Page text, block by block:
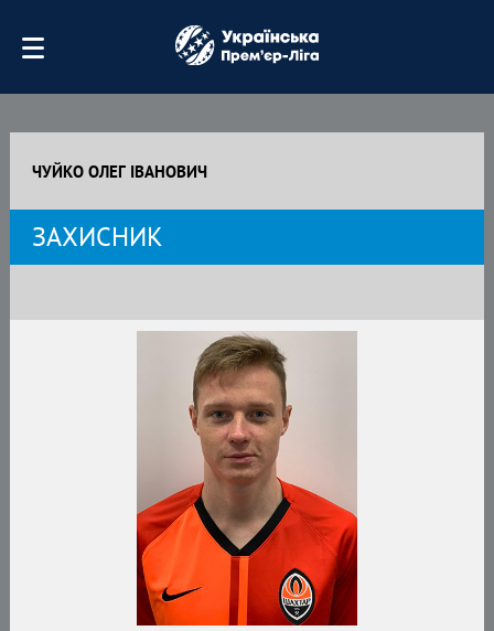
ЧУЙКО ОЛЕГ ІВАНОВИЧ
ЗАХИСНИК